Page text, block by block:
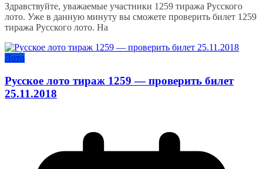
Здравствуйте, уважаемые участники 1259 тиража Русского
лото. Уже в данную минуту вы сможете проверить билет 1259
тиража Русского лото. На
Лото
Русское лото тираж 1259 — проверить билет
25.11.2018